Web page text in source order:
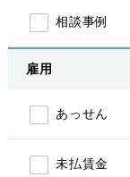
相談事例
雇用
あっせん
未払賃金